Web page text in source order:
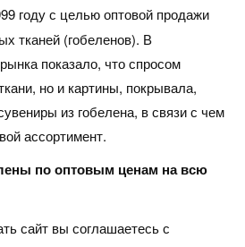
году с целью оптовой продажи
тканей (гобеленов). В
показало, что спросом
но и картины, покрывала,
из гобелена, в связи с чем
ассортимент.
по оптовым ценам на всю
сайт вы соглашаетесь с